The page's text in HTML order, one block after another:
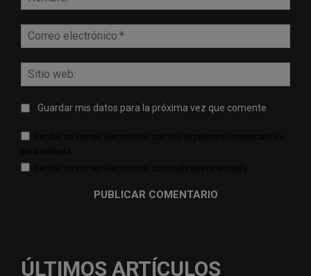
Guardar mis datos para la próxima vez que comente
ÚLTIMOS ARTÍCULOS